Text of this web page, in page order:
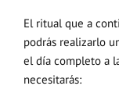
El ritual que a
podrás realizarlo
el día completo a
necesitarás: